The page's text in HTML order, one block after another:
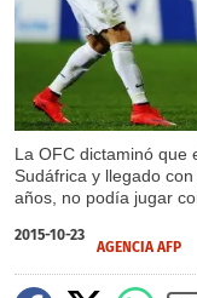
La OFC dictaminó que
Sudáfrica y llegado
años, no podía jugar
2015-10-23
AGENCIA AFP